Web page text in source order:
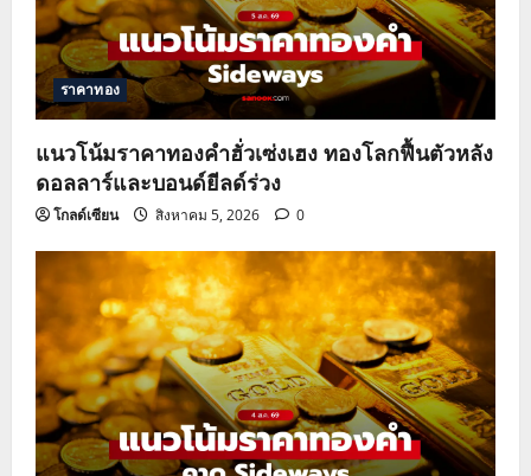
ราคาทอง
แนวโน้มราคาทองคำฮั่วเซ่งเฮง ทองโลกฟื้นตัวหลัง
ดอลลาร์และบอนด์ยีลด์ร่วง
โกลด์เซียน สิงหาคม 5, 2026 0